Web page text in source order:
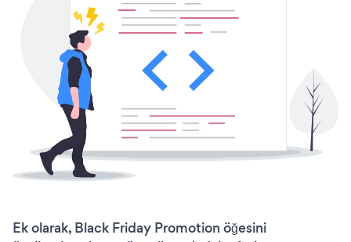
Ek olarak, Black Friday Promotion öğesini